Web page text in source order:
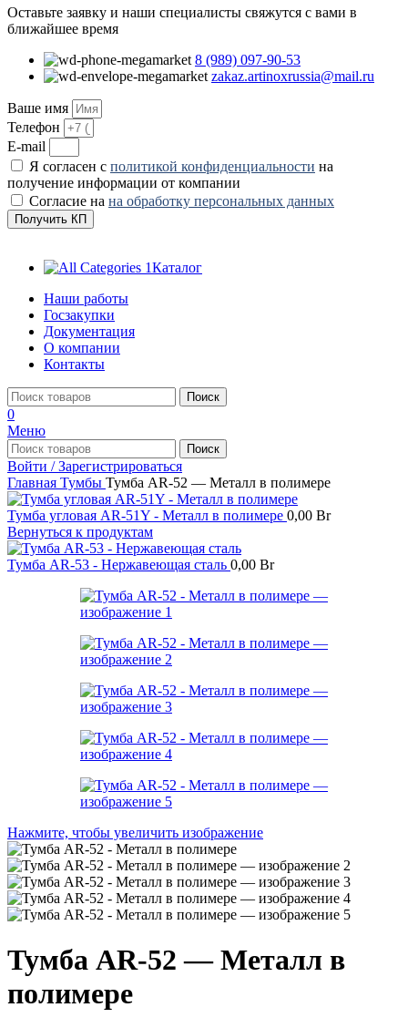
Оставьте заявку и наши специалисты свяжутся с вами в
ближайшее время
8 (989) 097-90-53
zakaz.artinoxrussia@mail.ru
Ваше имя
Телефон
E-mail
Я согласен с политикой конфиденциальности на
получение информации от компании
Согласие на на обработку персональных данных
Получить КП
Каталог
Наши работы
Госзакупки
Документация
О компании
Контакты
Поиск
0
Меню
Поиск
Войти / Зарегистрироваться
Главная Тумбы Тумба AR-52 — Металл в полимере
Тумба угловая AR-51Y - Металл в полимере 0,00 Br
Вернуться к продуктам
Тумба AR-53 - Нержавеющая сталь 0,00 Br
Нажмите, чтобы увеличить изображение
Тумба AR-52 — Металл в
полимере